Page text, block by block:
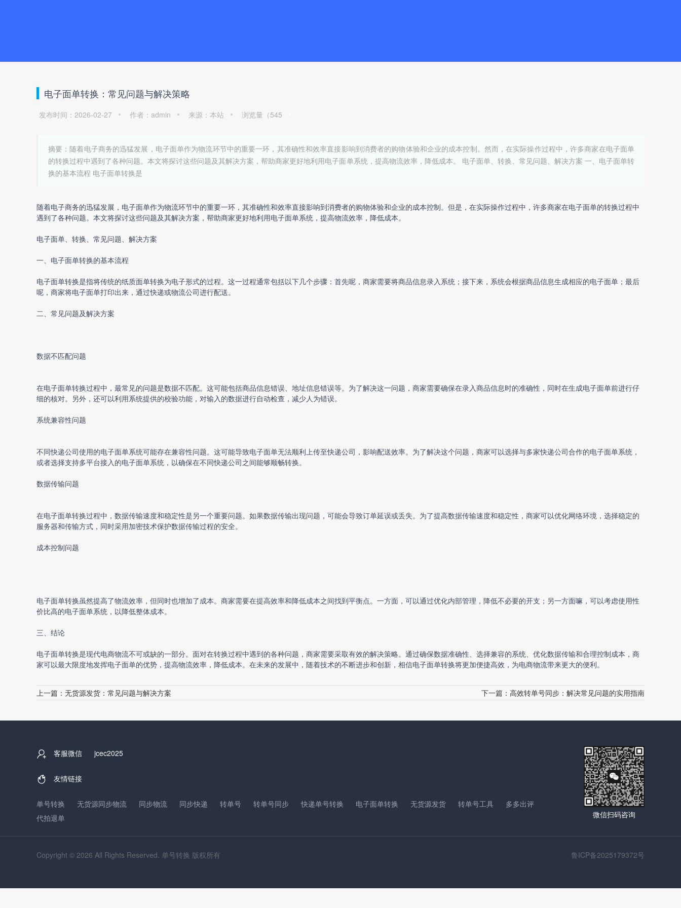
电子面单转换：常见问题与解决策略
发布时间：2026-02-27 作者：admin 来源：本站 浏览量（545
摘要：随着电子商务的迅猛发展，电子面单作为物流环节中的重要一环，其准确性和效率直接影响到消费者的购物体验和企业的成本控制。然而，在实际操作过程中，许多商家在电子面单
的转换过程中遇到了各种问题。本文将探讨这些问题及其解决方案，帮助商家更好地利用电子面单系统，提高物流效率，降低成本。 电子面单、转换、常见问题、解决方案 一、电子面单转
换的基本流程 电子面单转换是
随着电子商务的迅猛发展，电子面单作为物流环节中的重要一环，其准确性和效率直接影响到消费者的购物体验和企业的成本控制。但是，在实际操作过程中，许多商家在电子面单的转换过程中
遇到了各种问题。本文将探讨这些问题及其解决方案，帮助商家更好地利用电子面单系统，提高物流效率，降低成本。
电子面单、转换、常见问题、解决方案
一、 电子面单转换的基本流程
电子面单转换是指将传统的纸质面单转换为电子形式的过程。这一过程通常包括以下几个步骤：首先呢，商家需要将商品信息录入系统；接下来，系统会根据商品信息生成相应的电子面单；最后
呢，商家将电子面单打印出来，通过快递或物流公司进行配送。
二、常见问题及解决方案
数据不匹配问题
在电子面单转换过程中，最常见的问题是数据不匹配。这可能包括商品信息错误、地址信息错误等。为了解决这一问题，商家需要确保在录入商品信息时的准确性，同时在生成电子面单前进行仔
细的核对。另外，还可以利用系统提供的校验功能，对输入的数据进行自动检查，减少人为错误。
系统兼容性问题
不同快递公司使用的电子面单系统可能存在兼容性问题。这可能导致电子面单无法顺利上传至快递公司，影响配送效率。为了解决这个问题，商家可以选择与多家快递公司合作的电子面单系统，
或者选择支持多平台接入的电子面单系统，以确保在不同快递公司之间能够顺畅转换。
数据传输问题
在电子面单转换过程中，数据传输速度和稳定性是另一个重要问题。如果数据传输出现问题，可能会导致订单延误或丢失。为了提高数据传输速度和稳定性，商家可以优化网络环境，选择稳定的
服务器和传输方式，同时采用加密技术保护数据传输过程的安全。
成本控制问题
电子面单转换虽然提高了物流效率，但同时也增加了成本。商家需要在提高效率和降低成本之间找到平衡点。一方面，可以通过优化内部管理，降低不必要的开支；另一方面嘛，可以考虑使用性
价比高的电子面单系统，以降低整体成本。
三、结论
电子面单转换是现代电商物流不可或缺的一部分。面对在转换过程中遇到的各种问题，商家需要采取有效的解决策略。通过确保数据准确性、选择兼容的系统、优化数据传输和合理控制成本，商
家可以最大限度地发挥电子面单的优势，提高物流效率，降低成本。在未来的发展中，随着技术的不断进步和创新，相信电子面单转换将更加便捷高效，为电商物流带来更大的便利。
上一篇： 无货源发货：常见问题与解决方案 下一篇： 高效转单号同步：解决常见问题的实用指南
客服微信 jcec2025
友情链接
单号转换 无货源同步物流 同步物流 同步快递 转单号 转单号同步 快递单号转换 电子面单转换 无货源发货 转单号工具
多多出评
代拍退单
微信扫码咨询
Copyright © 2026 All Rights Reserved. 单号转换 版权所有 鲁ICP备2025179372号